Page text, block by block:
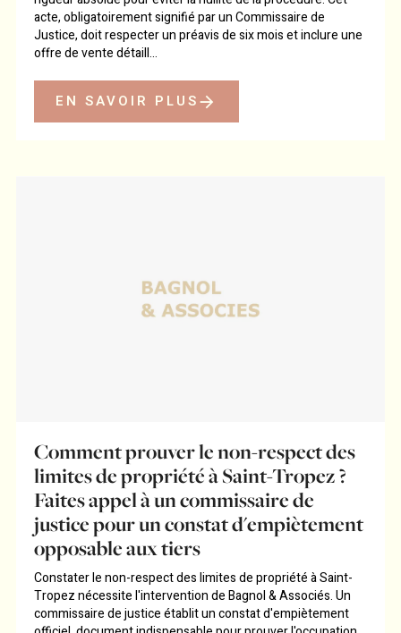
acte, obligatoirement signifié par un Commissaire de
Justice, doit respecter un préavis de six mois et inclure une
offre de vente détaill...
EN SAVOIR PLUS
Comment prouver le non-respect des
limites de propriété à Saint-Tropez ?
Faites appel à un commissaire de
justice pour un constat d'empiètement
opposable aux tiers
Constater le non-respect des limites de propriété à Saint-
Tropez nécessite l'intervention de Bagnol & Associés. Un
commissaire de justice établit un constat d'empiètement